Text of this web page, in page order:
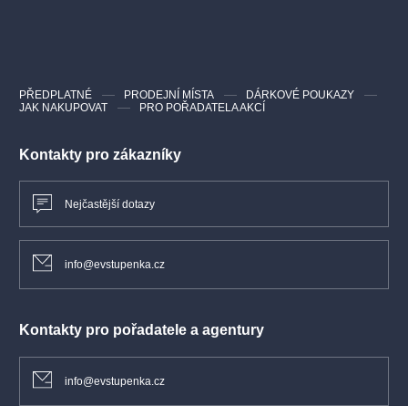
Kontakty pro zákazníky
Nejčastější dotazy
info@evstupenka.cz
Kontakty pro pořadatele a agentury
info@evstupenka.cz
PŘEDPLATNÉ PRODEJNÍ MÍSTA
DÁRKOVÉ POUKAZY
JAK NAKUPOVAT
PRO POŘADATELA AKCÍ